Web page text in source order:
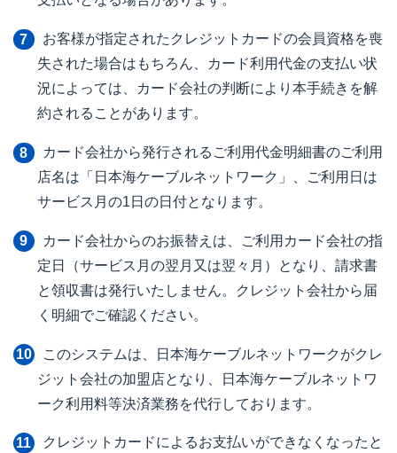
お客様が指定されたクレジットカードの会員資格を喪
失された場合はもちろん、カード利用代金の支払い状
況によっては、カード会社の判断により本手続きを解
約されることがあります。
カード会社から発行されるご利用代金明細書のご利用
店名は「日本海ケーブルネットワーク」、ご利用日は
サービス月の1日の日付となります。
カード会社からのお振替えは、ご利用カード会社の指
定日（サービス月の翌月又は翌々月）となり、請求書
と領収書は発行いたしません。クレジット会社から届
く明細でご確認ください。
このシステムは、日本海ケーブルネットワークがクレ
ジット会社の加盟店となり、日本海ケーブルネットワ
ーク利用料等決済業務を代行しております。
クレジットカードによるお支払いができなくなったと